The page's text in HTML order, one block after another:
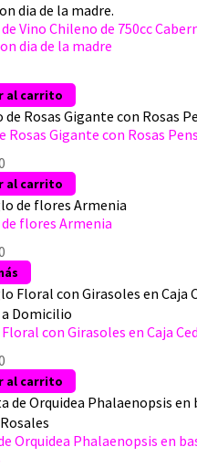
Vino Chileno de 750cc
dia de la madre
al carrito
Rosas Gigante con Rosas
al carrito
flores Armenia
con Girasoles en Caja
al carrito
Orquidea Phalaenopsis en